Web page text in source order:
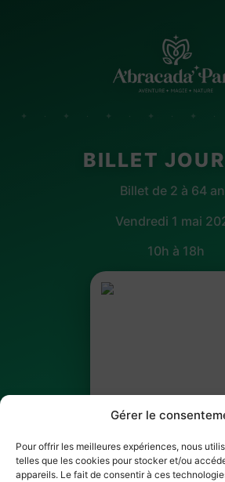
Gérer le
Pour offrir les meilleures expériences, nous
telles que les cookies pour stocker et/ou
appareils. Le fait de consentir à ces
✦ · ✦ · ✦ · ✦ · ✦
BILLET
Billet de 2 à 64
Vendredi 1 mai
10h à 18h